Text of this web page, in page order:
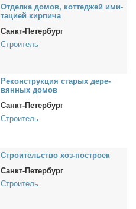
От­дел­ка до­мов, кот­те­джей ими­
та­ци­ей кир­пи­ча
Санкт-Петербург
Строитель
Ре­кон­струк­ция ста­рых де­ре­
вян­ных до­мов
Санкт-Петербург
Строитель
Стро­и­тель­ство хоз-по­стро­ек
Санкт-Петербург
Строитель